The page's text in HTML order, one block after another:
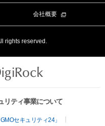
会社概要
rights reserved.
リティ事業について
セキュリティ24」